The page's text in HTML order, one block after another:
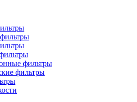
фильтры
фильтры